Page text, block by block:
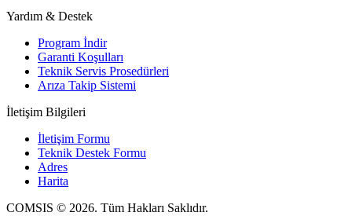
Yardım & Destek
Program İndir
Garanti Koşulları
Teknik Servis Prosedürleri
Arıza Takip Sistemi
İletişim Bilgileri
İletişim Formu
Teknik Destek Formu
Adres
Harita
COMSIS © 2026. Tüm Hakları Saklıdır.